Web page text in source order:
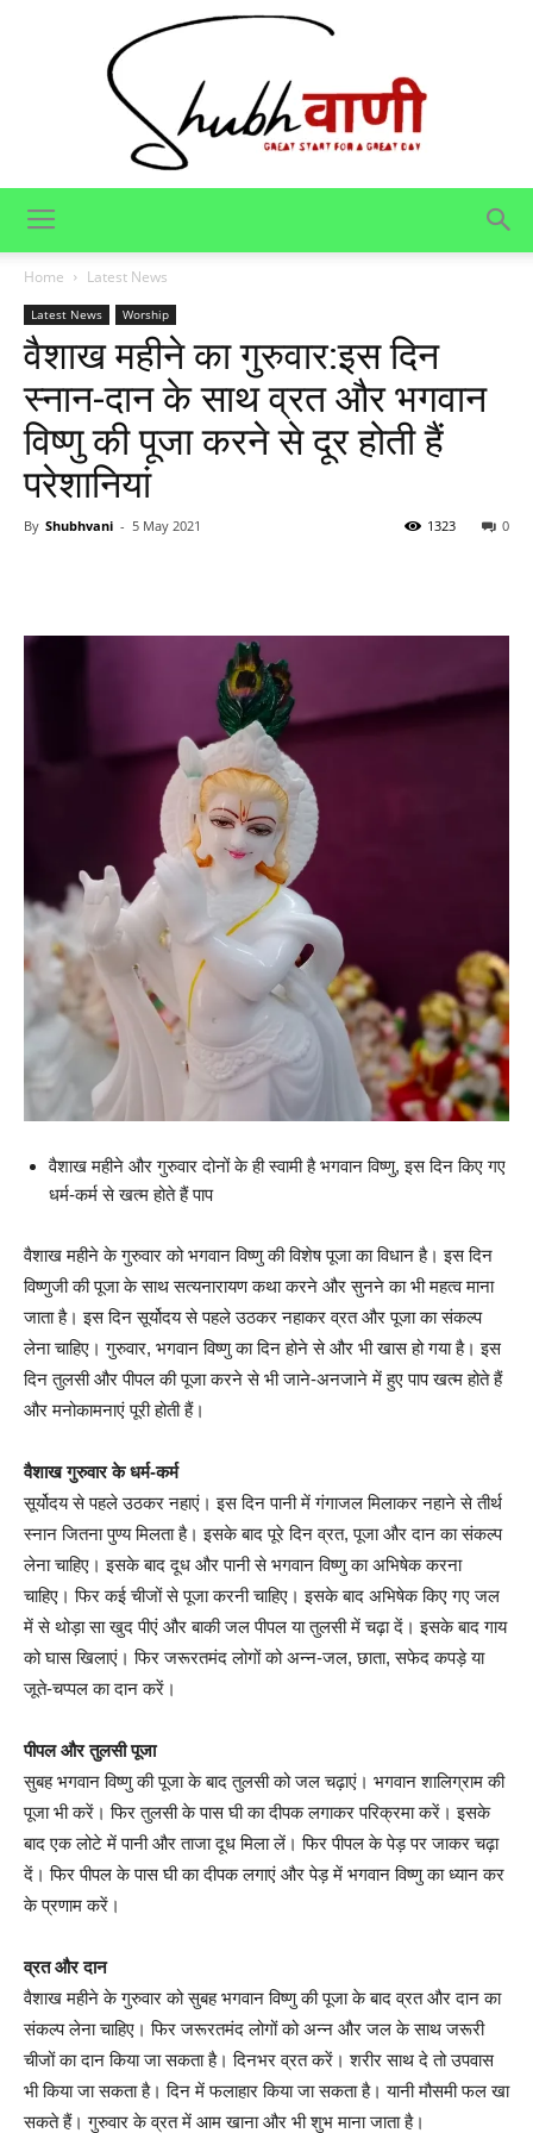
Home Latest News
Latest News Worship
वैशाख महीने का गुरुवार:इस दिन
स्नान-दान के साथ व्रत और भगवान
विष्णु की पूजा करने से दूर होती हैं
परेशानियां
By Shubhvani - 5 May 2021 0
1323
वैशाख महीने और गुरुवार दोनों के ही स्वामी है भगवान विष्णु, इस दिन किए गए
धर्म-कर्म से खत्म होते हैं पाप
वैशाख महीने के गुरुवार को भगवान विष्णु की विशेष पूजा का विधान है। इस दिन
विष्णुजी की पूजा के साथ सत्यनारायण कथा करने और सुनने का भी महत्व माना
जाता है। इस दिन सूर्योदय से पहले उठकर नहाकर व्रत और पूजा का संकल्प
लेना चाहिए। गुरुवार, भगवान विष्णु का दिन होने से और भी खास हो गया है। इस
दिन तुलसी और पीपल की पूजा करने से भी जाने-अनजाने में हुए पाप खत्म होते हैं
और मनोकामनाएं पूरी होती हैं।
वैशाख गुरुवार के धर्म-कर्म
सूर्योदय से पहले उठकर नहाएं। इस दिन पानी में गंगाजल मिलाकर नहाने से तीर्थ
स्नान जितना पुण्य मिलता है। इसके बाद पूरे दिन व्रत, पूजा और दान का संकल्प
लेना चाहिए। इसके बाद दूध और पानी से भगवान विष्णु का अभिषेक करना
चाहिए। फिर कई चीजों से पूजा करनी चाहिए। इसके बाद अभिषेक किए गए जल
में से थोड़ा सा खुद पीएं और बाकी जल पीपल या तुलसी में चढ़ा दें। इसके बाद गाय
को घास खिलाएं। फिर जरूरतमंद लोगों को अन्न-जल, छाता, सफेद कपड़े या
जूते-चप्पल का दान करें।
पीपल और तुलसी पूजा
सुबह भगवान विष्णु की पूजा के बाद तुलसी को जल चढ़ाएं। भगवान शालिग्राम की
पूजा भी करें। फिर तुलसी के पास घी का दीपक लगाकर परिक्रमा करें। इसके
बाद एक लोटे में पानी और ताजा दूध मिला लें। फिर पीपल के पेड़ पर जाकर चढ़ा
दें। फिर पीपल के पास घी का दीपक लगाएं और पेड़ में भगवान विष्णु का ध्यान कर
के प्रणाम करें।
व्रत और दान
वैशाख महीने के गुरुवार को सुबह भगवान विष्णु की पूजा के बाद व्रत और दान का
संकल्प लेना चाहिए। फिर जरूरतमंद लोगों को अन्न और जल के साथ जरूरी
चीजों का दान किया जा सकता है। दिनभर व्रत करें। शरीर साथ दे तो उपवास
भी किया जा सकता है। दिन में फलाहार किया जा सकता है। यानी मौसमी फल खा
सकते हैं। गुरुवार के व्रत में आम खाना और भी शुभ माना जाता है।